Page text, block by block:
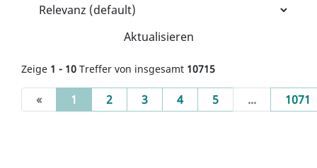
Aktualisieren
Zeige 1 - 10 Treffer von insgesamt 10715
« 1 (current)
2 3 4 5 ... 1071